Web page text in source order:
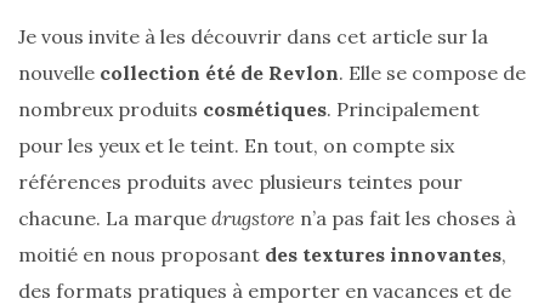
06/06/2026
Je vous invite à les découvrir dans cet article sur la
nouvelle collection été de Revlon. Elle se compose de
nombreux produits cosmétiques. Principalement
pour les yeux et le teint. En tout, on compte six
références produits avec plusieurs teintes pour
chacune. La marque drugstore n’a pas fait les choses à
moitié en nous proposant des textures innovantes,
des formats pratiques à emporter en vacances et de